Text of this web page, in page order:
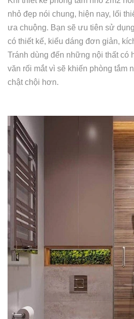
nhỏ đẹp nói chung, hiện nay, lối
ưa chuộng. Bạn sẽ ưu tiên sử
có thiết kế, kiểu dáng đơn giản,
Tránh dùng đến những nội thất có
văn rối mắt vì sẽ khiến phòng tắm
chật chội hơn.